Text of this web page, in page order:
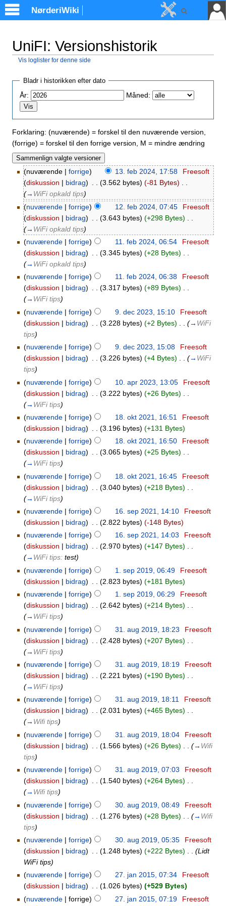
UniFI: Versionshistorik
Vis loglister for denne side
Bladr i historikken efter dato
År: Måned:
Forklaring: (nuværende) = forskel til den nuværende version,
(forrige) = forskel til den forrige version, M = mindre ændring
(nuværende |forrige) 13. feb 2024, 17:58
Freesoft
(diskussion | bidrag) (3.562 bytes) (-81 Bytes)
(→ WiFi opkald tips)
(nuværende |forrige) 12. feb 2024, 07:45
Freesoft
(diskussion | bidrag) (3.643 bytes) (+298 Bytes)
(→ WiFi opkald tips)
(nuværende |forrige) 11. feb 2024, 06:54
Freesoft
(diskussion | bidrag) (3.345 bytes) (+28 Bytes)
(→ WiFi opkald tips)
(nuværende |forrige) 11. feb 2024, 06:38
Freesoft
(diskussion | bidrag) . . (3.317 bytes) (+89 Bytes) . .
(→ WiFi tips)
(nuværende |forrige) 9. dec 2023, 15:10
Freesoft
(diskussion | bidrag) (3.228 bytes) (+2 Bytes) (→ WiFi
tips)
(nuværende |forrige) 9. dec 2023, 15:08
Freesoft
(diskussion | bidrag) (3.226 bytes) (+4 Bytes) (→ WiFi
tips)
(nuværende |forrige) 10. apr 2023, 13:05
Freesoft
(diskussion | bidrag) (3.222 bytes) (+26 Bytes)
(→ WiFi tips)
(nuværende |forrige) 18. okt 2021, 16:51
Freesoft
(diskussion | bidrag) (3.196 bytes) (+131 Bytes)
(nuværende |forrige) 18. okt 2021, 16:50
Freesoft
(diskussion | bidrag) . . (3.065 bytes) (+25 Bytes) . .
(→ WiFi tips)
(nuværende |forrige) 18. okt 2021, 16:45
Freesoft
(diskussion | bidrag) (3.040 bytes) (+218 Bytes)
(→ WiFi tips)
(nuværende |forrige) 16. sep 2021, 14:10
Freesoft
(diskussion | bidrag) (2.822 bytes) (-148 Bytes)
(nuværende |forrige) 16. sep 2021, 14:03
Freesoft
(diskussion | bidrag) . . (2.970 bytes) (+147 Bytes) . .
(→ WiFi tips:test)
(nuværende |forrige) 1. sep 2019, 06:49
Freesoft
(diskussion | bidrag) (2.823 bytes) (+181 Bytes)
(nuværende |forrige) 1. sep 2019, 06:29
Freesoft
(diskussion | bidrag) . . (2.642 bytes) (+214 Bytes) . .
(→ WiFi tips)
(nuværende |forrige) 31. aug 2019, 18:23
Freesoft
(diskussion | bidrag) (2.428 bytes) (+207 Bytes)
(→ WiFi tips)
(nuværende |forrige) 31. aug 2019, 18:19
Freesoft
(diskussion | bidrag) (2.221 bytes) (+190 Bytes)
(→ WiFi tips)
(nuværende |forrige) 31. aug 2019, 18:11
Freesoft
(diskussion | bidrag) . . (2.031 bytes) (+465 Bytes) . .
(→ Wifi tips)
(nuværende |forrige) 31. aug 2019, 18:04
Freesoft
(diskussion | bidrag) (1.566 bytes) (+26 Bytes) (→ Wifi
tips)
(nuværende |forrige) 31. aug 2019, 07:03
Freesoft
(diskussion | bidrag) . . (1.540 bytes) (+264 Bytes) . .
(→ Wifi tips)
(nuværende |forrige) 30. aug 2019, 08:49
Freesoft
(diskussion | bidrag) (1.276 bytes) (+28 Bytes) (→ Wifi
tips)
(nuværende |forrige) 30. aug 2019, 05:35
Freesoft
(diskussion | bidrag) (1.248 bytes) (+222 Bytes)
(Lidt
WiFi tips)
(nuværende |forrige) 27. jan 2015, 07:34
Freesoft
(diskussion | bidrag) . . (1.026 bytes) (+529 Bytes)
(nuværende | forrige) 27. jan 2015, 07:19
Freesoft
NørderiWiki